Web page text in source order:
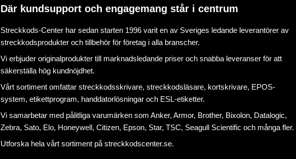
Där kundsupport och engagemang står i centrum
Streckkods-Center har sedan starten 1996 varit en av Sveriges ledande leverantörer av
streckkodsprodukter och tillbehör för företag i alla branscher.
Vi erbjuder originalprodukter till marknadsledande priser och snabba leveranser för att
säkerställa hög kundnöjdhet.
Vårt sortiment omfattar streckkodsskrivare, streckkodsläsare, kortskrivare, EPOS-
system, etikettprogram, handdatorlösningar och ESL-etiketter.
Vi samarbetar med pålitliga varumärken som Anker, Armor, Brother, Bixolon, Datalogic,
Zebra, Sato, Elo, Honeywell, Citizen, Epson, Star, TSC, Seagull Scientific och många fler.
Utforska hela vårt sortiment påstreckkodscenter.se.